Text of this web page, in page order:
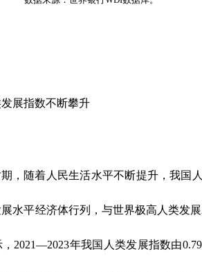
展指数不断攀升
期，随着人民生活水平不断提升，我国
水平经济体行列，与世界极高人类发
2021—2023年我国人类发展指数由